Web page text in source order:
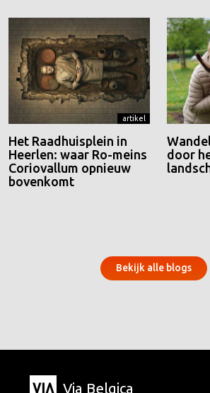
artikel
Het Raadhuisplein in
Heerlen: waar Ro-meins
Coriovallum opnieuw
bovenkomt
door
Bekijk alle blogs
Via Belgica